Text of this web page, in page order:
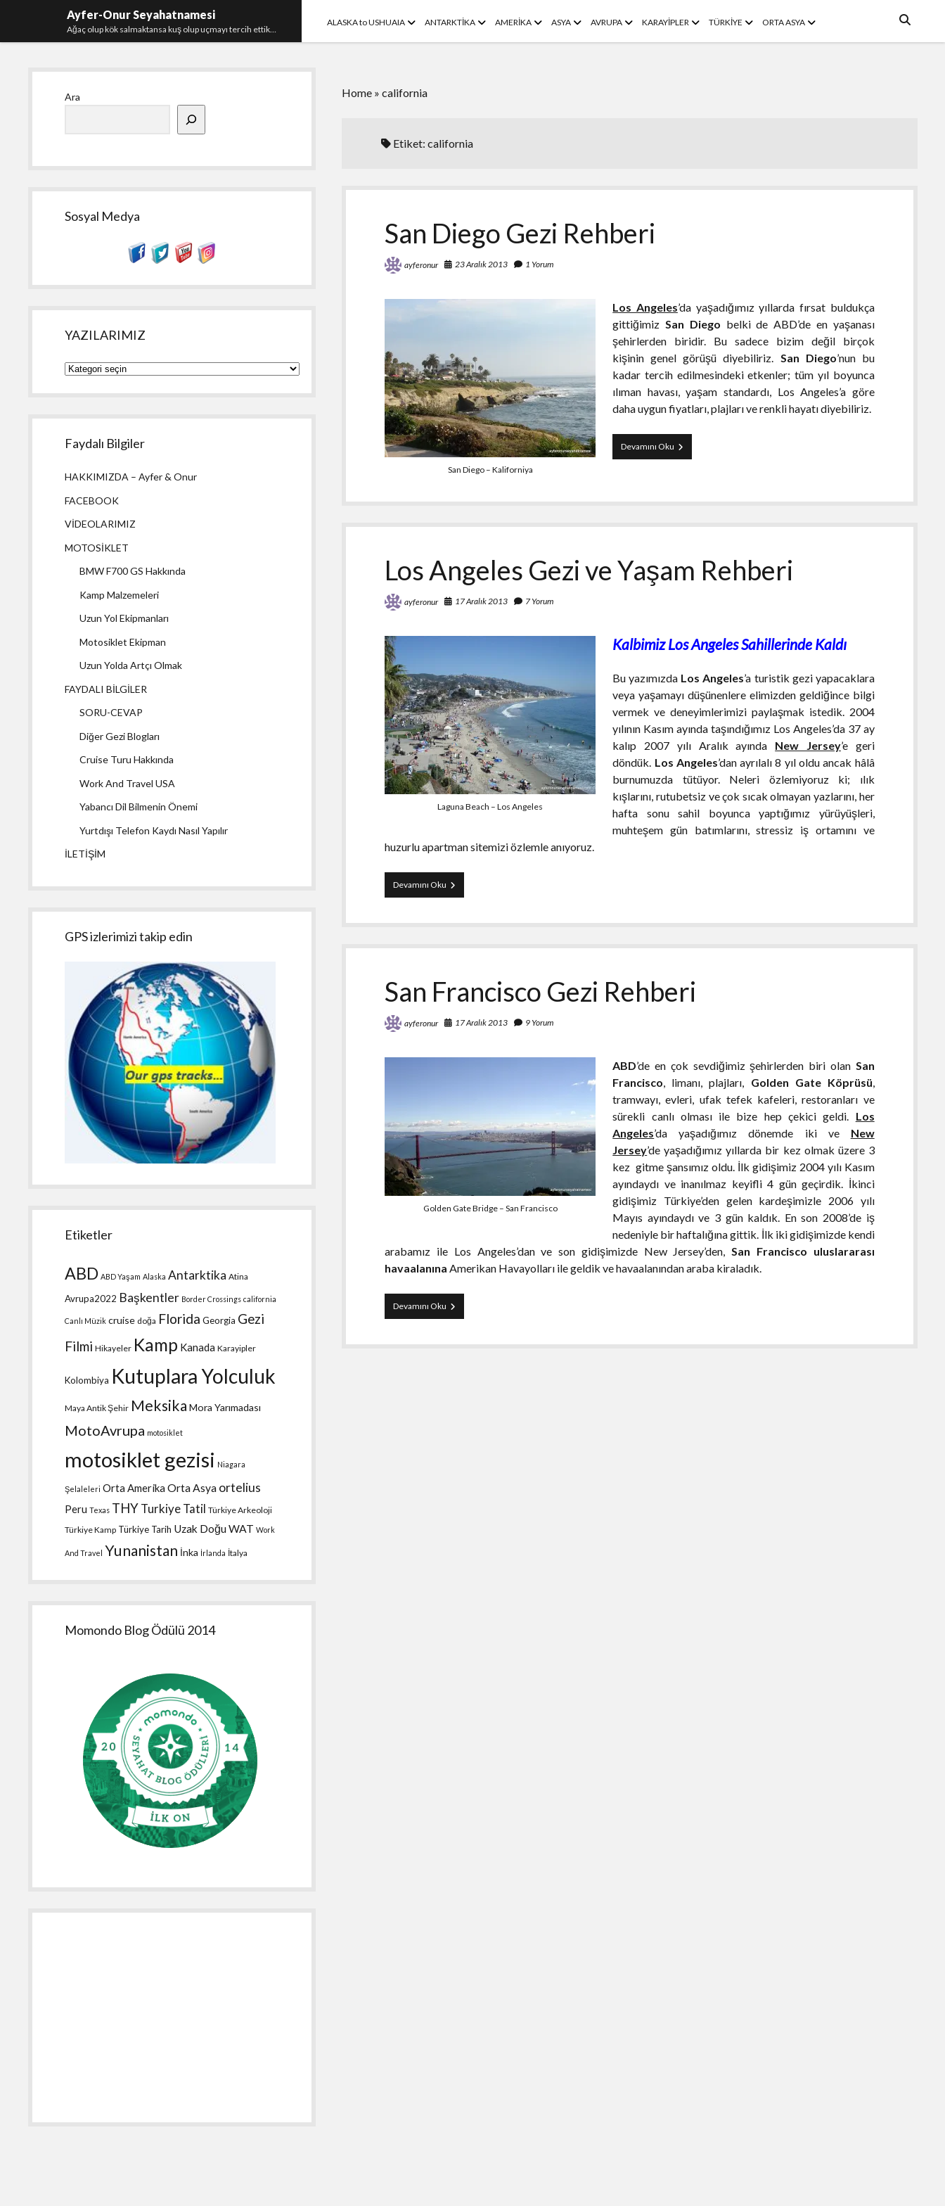
Ayfer-Onur Seyahatnamesi
Ağaç olup kök salmaktansa kuş olup uçmayı tercih ettik…
ALASKA to USHUAIA menüyüANTARKTİKA menüyüAMERİKA menüyü
ASYA menüyü
AVRUPA menüyüKARAYİPLER menüyüTÜRKİYE menüyüORTA ASYA menüyü
Home »california
Etiket:california
San Diego Gezi Rehberi
ayferonur 23 Aralık 2013 1 Yorum
San Diego – Kaliforniya
Los Angeles’da yaşadığımız yıllarda fırsat buldukça
gittiğimizSan Diego belki de ABD’de en yaşanası
şehirlerden biridir. Bu sadece bizim değil birçok
kişinin genel görüşü diyebiliriz. San Diego’nun bu
kadar tercih edilmesindeki etkenler; tüm yıl boyunca
ılıman havası, yaşam standardı, Los Angeles’a göre
daha uygun fiyatları, plajları ve renkli hayatı diyebiliriz.
Devamını Oku San
Diego
Los Angeles Gezi ve Yaşam Rehberi
ayferonur 17 Aralık 2013 7 Yorum
Laguna Beach – Los Angeles
Kalbimiz Los Angeles Sahillerinde Kaldı
Bu yazımızda Los Angeles’a turistik gezi yapacaklara
veya yaşamayı düşünenlere elimizden geldiğince bilgi
vermek ve deneyimlerimizi paylaşmak istedik. 2004
yılının Kasım ayında taşındığımız Los Angeles’da 37 ay
kalıp 2007 yılı Aralık ayında New Jersey’e geri
döndük. Los Angeles’dan ayrılalı 8 yıl oldu ancak hâlâ
burnumuzda tütüyor. Neleri özlemiyoruz ki; ılık
kışlarını, rutubetsiz ve çok sıcak olmayan yazlarını, her
hafta sonu sahil boyunca yaptığımız yürüyüşleri,
muhteşem gün batımlarını, stressiz iş ortamını ve
huzurlu apartman sitemizi özlemle anıyoruz.
Devamını Oku Los
Angeles
ve
Rehberi
San Francisco Gezi Rehberi
ayferonur 17 Aralık 2013 9 Yorum
Golden Gate Bridge – San Francisco
ABD’de en çok sevdiğimiz şehirlerden biri olan San
Francisco, limanı, plajları, Golden Gate Köprüsü,
tramwayı, evleri, ufak tefek kafeleri, restoranları ve
sürekli canlı olması ile bize hep çekici geldi. Los
Angeles’da yaşadığımız dönemde iki ve New
Jersey’de yaşadığımız yıllarda bir kez olmak üzere 3
kez gitme şansımız oldu. İlk gidişimiz 2004 yılı Kasım
ayındaydı ve inanılmaz keyifli 4 gün geçirdik. İkinci
gidişimiz Türkiye’den gelen kardeşimizle 2006 yılı
Mayıs ayındaydı ve 3 gün kaldık. En son 2008’de iş
nedeniyle bir haftalığına gittik. İlk iki gidişimizde kendi
arabamız ile Los Angeles’dan ve son gidişimizde New Jersey’den,San Francisco uluslararası
havaalanına Amerikan Havayolları ile geldik ve havaalanından araba kiraladık.
Devamını Oku San
Francisco
Rehberi
Ara
Sosyal Medya
YAZILARIMIZ
YAZILARIMIZ
Faydalı Bilgiler
HAKKIMIZDA – Ayfer & Onur
FACEBOOK
VİDEOLARIMIZ
MOTOSİKLET
BMW F700 GS Hakkında
Kamp Malzemeleri
Uzun Yol Ekipmanları
Motosiklet Ekipman
Uzun Yolda Artçı Olmak
FAYDALI BİLGİLER
SORU-CEVAP
Diğer Gezi Blogları
Cruise Turu Hakkında
Work And Travel USA
Yabancı Dil Bilmenin Önemi
Yurtdışı Telefon Kaydı Nasıl Yapılır
İLETİŞİM
GPS izlerimizi takip edin
Etiketler
ABD ABD Yaşam Alaska Antarktika Atina
Avrupa2022 Başkentler Border Crossings california
Canlı Müzik cruise doğa Florida Georgia Gezi
Filmi Hikayeler Kamp Kanada Karayipler
Kolombiya Kutuplara Yolculuk
Maya Antik Şehir Meksika Mora Yarımadası
MotoAvrupa motosiklet
motosiklet gezisi Niagara
Şelaleleri Orta Amerika Orta Asya ortelius
Peru Texas THYTurkiye Tatil Türkiye Arkeoloji
Türkiye Kamp Türkiye Tarih Uzak DoğuWAT Work
And Travel Yunanistan İnka İrlanda İtalya
Momondo Blog Ödülü 2014